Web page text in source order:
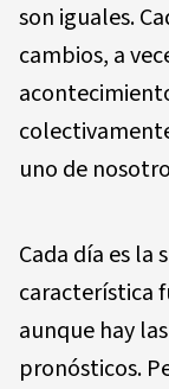
son iguales.
cambios, a
uno de
Cada día es la
característica
aunque hay
pronósticos.